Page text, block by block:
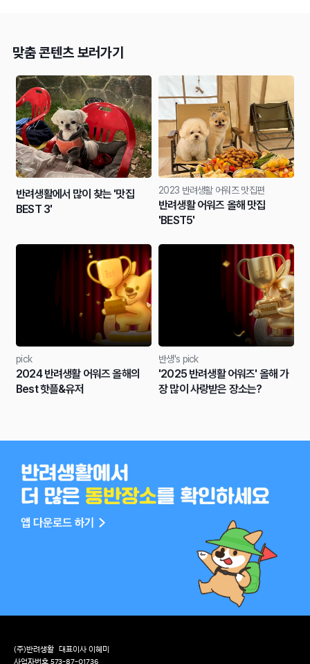
맞춤 콘텐츠 보러가기
반려생활에서 많이 찾는 '맛집
BEST 3'
2023 반려생활 어워즈 맛집편
반려생활 어워즈 올해 맛집
'BEST5'
pick
2024 반려생활 어워즈 올해의
Best 핫플&유저
반생's pick
'2025 반려생활 어워즈' 올해 가
장 많이 사랑받은 장소는?
(주)반려생활
대표이사 이혜미
사업자번호 573-87-01736